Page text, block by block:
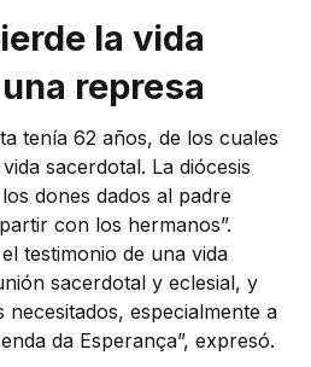
la vida
represa
tenía 62 años, de los cuales
sacerdotal. La diócesis
dones dados al padre
con los hermanos”.
testimonio de una vida
sacerdotal y eclesial, y
especialmente a
da Esperança”, expresó.